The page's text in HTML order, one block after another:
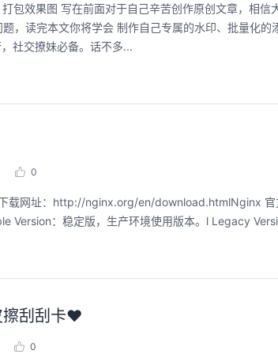
包效果图 写在前面对于自己辛苦创作原创文章，相信
，读完本文你将学会 制作自己专属的水印、批量化的
社交撩妹必备。话不多...
0
网址：http://nginx.org/en/download.htmlNginx 官
Version：稳定版，生产环境使用版本。l Legacy
擦刮刮卡❤️
0